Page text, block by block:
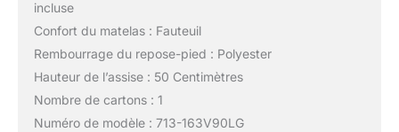
incluse
Confort du matelas : Fauteuil
Rembourrage du repose-pied : Polyester
Hauteur de l’assise : 50 Centimètres
Nombre de cartons : 1
Numéro de modèle : 713-163V90LG